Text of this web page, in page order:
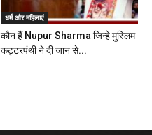
धर्म और महिलाएं
कौन हैं Nupur Sharma जिन्हे मुस्लिम
कट्टरपंथी ने दी जान से...